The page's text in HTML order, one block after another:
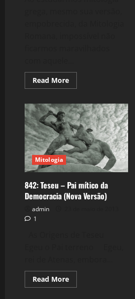
Read MoreRead
more
Grécia:
O
eterno
retorno
(Nova
Versão)
Mitologia
842: Teseu – Pai mítico da
Democracia (Nova Versão)
admin
1
Read MoreRead
more